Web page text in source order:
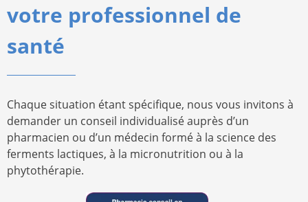
votre professionnel de
santé
Chaque situation étant spécifique, nous vous invitons à
demander un conseil individualisé auprès d’un
pharmacien ou d’un médecin formé à la science des
ferments lactiques, à la micronutrition ou à la
phytothérapie.